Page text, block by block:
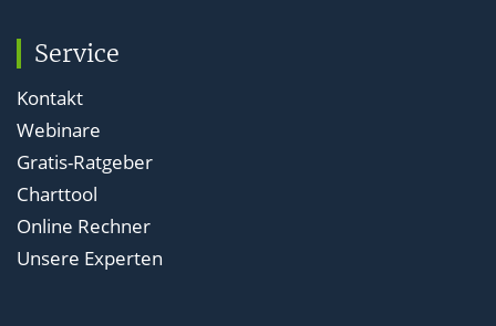
Service
Kontakt
Webinare
Gratis-Ratgeber
Charttool
Online Rechner
Unsere Experten